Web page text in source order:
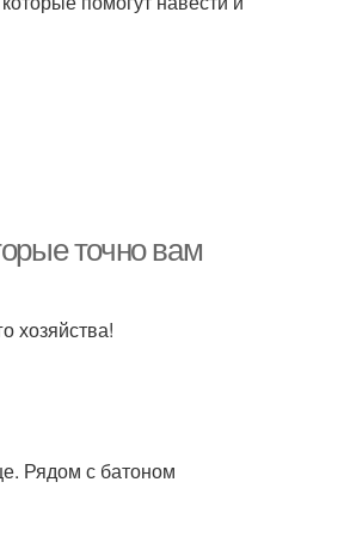
точно вам
хозяйства!
Рядом с батоном